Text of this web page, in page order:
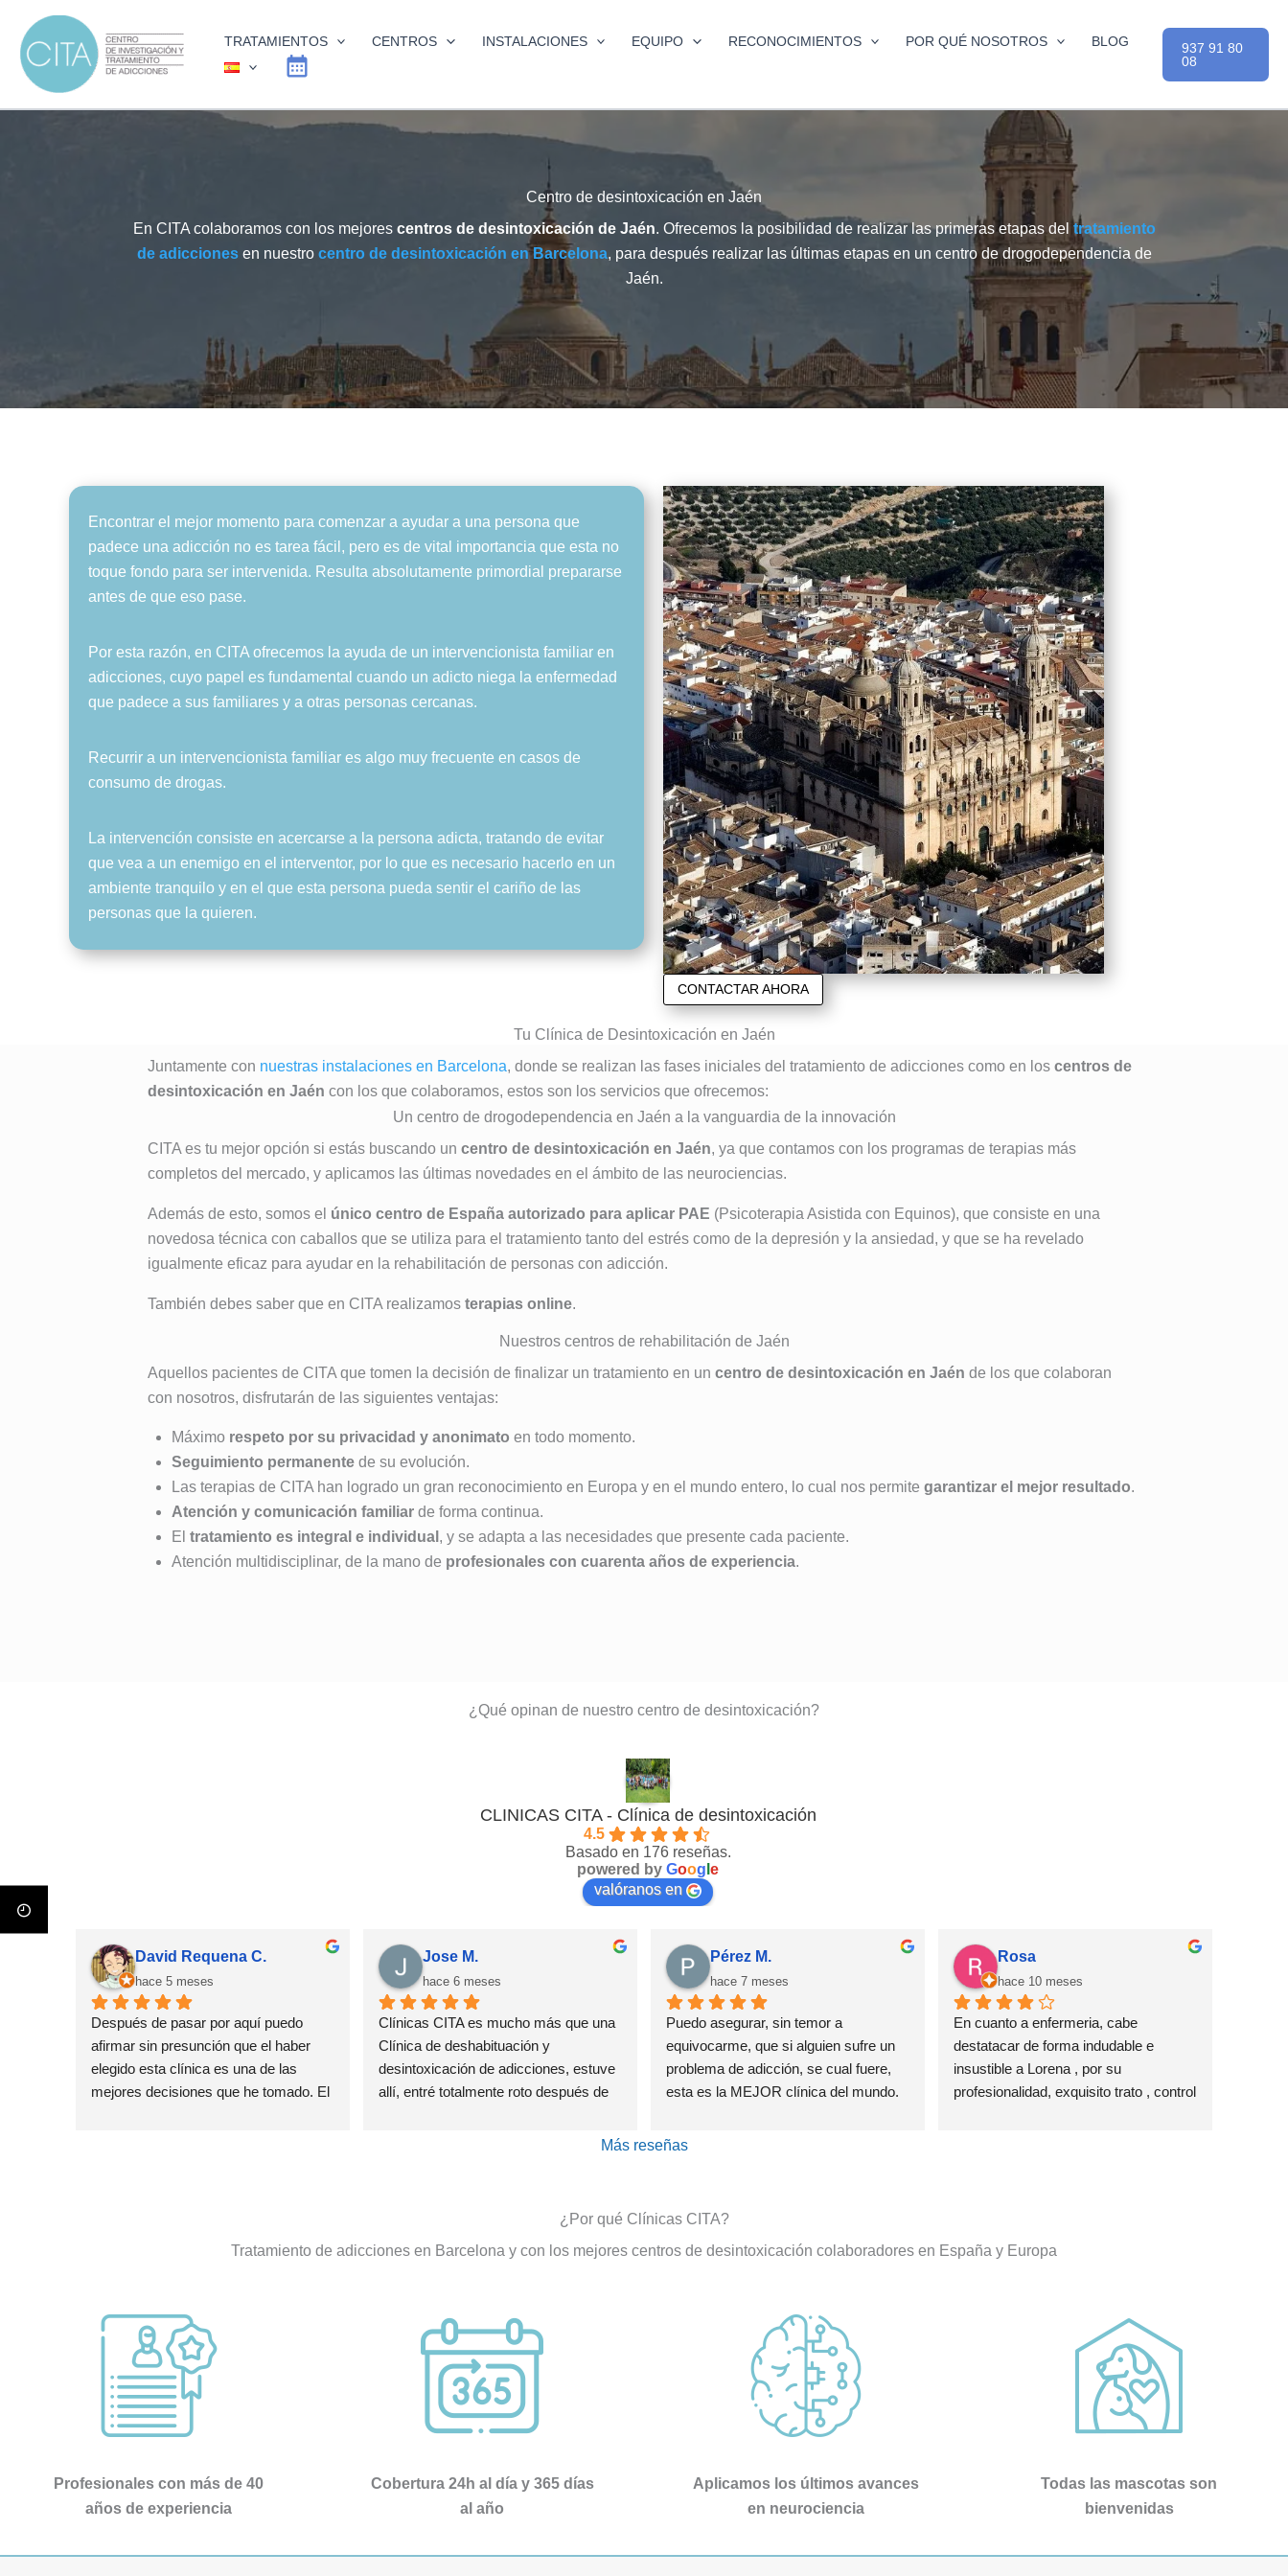
contenido
TRATAMIENTOS CENTROS INSTALACIONES EQUIPO RECONOCIMIENTOS POR QUÉ NOSOTROS BLOG
937 91 80
08
Centro de desintoxicación en Jaén
En CITA colaboramos con los mejores centros de desintoxicación de Jaén. Ofrecemos la posibilidad de realizar las primeras etapas del tratamiento
de adiccionesen nuestro centro de desintoxicación en Barcelona, para después realizar las últimas etapas en un centro de drogodependencia de
Jaén.
Encontrar el mejor momento para comenzar a ayudar a una persona que
padece una adicción no es tarea fácil, pero es de vital importancia que esta no
toque fondo para ser intervenida. Resulta absolutamente primordial prepararse
antes de que eso pase.
Por esta razón, en CITA ofrecemos la ayuda de un intervencionista familiar en
adicciones, cuyo papel es fundamental cuando un adicto niega la enfermedad
que padece a sus familiares y a otras personas cercanas.
Recurrir a un intervencionista familiar es algo muy frecuente en casos de
consumo de drogas.
La intervención consiste en acercarse a la persona adicta, tratando de evitar
que vea a un enemigo en el interventor, por lo que es necesario hacerlo en un
ambiente tranquilo y en el que esta persona pueda sentir el cariño de las
personas que la quieren.
CONTACTAR AHORA
Tu Clínica de Desintoxicación en Jaén
Juntamente con nuestras instalaciones en Barcelona, donde se realizan las fases iniciales del tratamiento de adicciones como en los centros de
desintoxicación en Jaén con los que colaboramos, estos son los servicios que ofrecemos:
Un centro de drogodependencia en Jaén a la vanguardia de la innovación
CITA es tu mejor opción si estás buscando un centro de desintoxicación en Jaén, ya que contamos con los programas de terapias más
completos del mercado, y aplicamos las últimas novedades en el ámbito de las neurociencias.
Además de esto, somos el único centro de España autorizado para aplicar PAE (Psicoterapia Asistida con Equinos), que consiste en una
novedosa técnica con caballos que se utiliza para el tratamiento tanto del estrés como de la depresión y la ansiedad, y que se ha revelado
igualmente eficaz para ayudar en la rehabilitación de personas con adicción.
También debes saber que en CITA realizamos terapias online.
Nuestros centros de rehabilitación de Jaén
Aquellos pacientes de CITA que tomen la decisión de finalizar un tratamiento en un centro de desintoxicación en Jaén de los que colaboran
con nosotros, disfrutarán de las siguientes ventajas:
Máximo respeto por su privacidad y anonimato en todo momento.
Seguimiento permanente de su evolución.
Las terapias de CITA han logrado un gran reconocimiento en Europa y en el mundo entero, lo cual nos permite garantizar el mejor resultado.
Atención y comunicación familiar de forma continua.
El tratamiento es integral e individual , y se adapta a las necesidades que presente cada paciente.
Atención multidisciplinar, de la mano de profesionales con cuarenta años de experiencia.
¿Qué opinan de nuestro centro de desintoxicación?
CLINICAS CITA - Clínica de desintoxicación
4.5
Basado en 176 reseñas.
powered by Goog e
valóranos en
David Requena C.
hace 5 meses
Después de pasar por aquí puedo
afirmar sin presunción que el haber
elegido esta clínica es una de las
mejores decisiones que he tomado. El
con un equipo óptimo de terapeutas
Entré con la idea de desintoxicarme y
he salido con la perspectiva de una
nueva vida mucho más plena.
Jose M.
hace 6 meses
Clínicas CITA es mucho más que una
Clínica de deshabituación y
desintoxicación de adicciones, estuve
allí, entré totalmente roto después de
Atención permanente y cuidado
profesionales que conforman esta
Clínica, desde el primero hasta el
último, grandes personas.
Recomiendo esta Clínica en todos los
Gracias para la eternidad.
Pérez M.
hace 7 meses
Puedo asegurar, sin temor a
equivocarme, que si alguien sufre un
problema de adicción, se cual fuere,
esta es la MEJOR clínica del mundo.
multidisciplinar que proporcionan, en
completo la vida.
Un equipo increíble.
Rosa
hace 10 meses
En cuanto a enfermeria, cabe
destatacar de forma indudable e
insustible a Lorena , por su
profesionalidad, exquisito trato , control
nunca, y he estado en los 2 otros
lugar a dudas   ( y mira que he tenido
psicólogos  a lo largo de mi vida) , la
MEJOR.Gran persona , gran gran
profesional, una empata brutal , otra de
la spersonas que disfrutan de su
profesión y saben transmitirlo y llegar
Vamos a Pepi , admisiones
iNformación telefónica e ingresos, no
Más reseñas
¿Por qué Clínicas CITA?
Tratamiento de adicciones en Barcelona y con los mejores centros de desintoxicación colaboradores en España y Europa
Profesionales con más de 40
años de experiencia
Cobertura 24h al día y 365 días
al año
Aplicamos los últimos avances
en neurociencia
Todas las mascotas son
bienvenidas